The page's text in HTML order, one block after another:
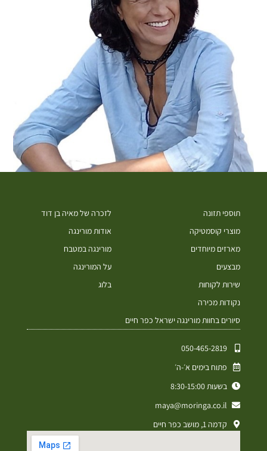
תוספי תזונה
מוצרי קוסמטיקה
מארזים מיוחדים
מבצעים
שירות לקוחות
נקודות מכירה
סיורים בחוות מורינגה ישראל כפר חיים
לזכרה של מאיה בן דוד
אודות מורינגה
מורינגה במטבח
על המורינגה
בלוג
050-465-2819⁩
פתוח בימים א׳-ה׳
בשעות 8:30-15:00
maya@moringa.co.il
קדמה 1, מושב כפר חיים